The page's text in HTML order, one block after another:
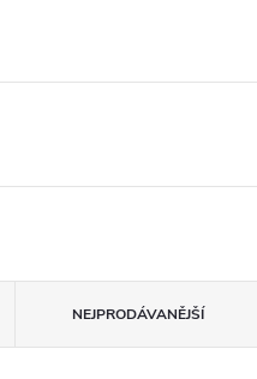
NEJPRODÁVANĚJŠÍ